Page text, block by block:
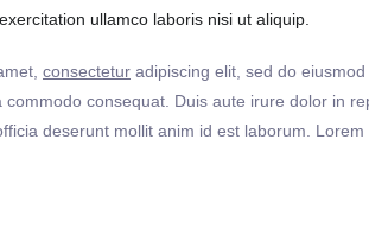
ullamco laboris nisi ut aliquip.
consectetur adipiscing elit, sed do
consequat. Duis aute irure dolor in
deserunt mollit anim id est laborum. Lorem